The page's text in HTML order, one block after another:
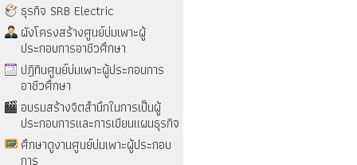
ธุรกิจ SRB Electric
ผังโครงสร้างศูนย์บ่มเพาะผู้
ประกอบการอาชีวศึกษา
ปฎิทินศูนย์บ่มเพาะผู้ประกอบการ
อาชีวศึกษา
อบรมสร้างจิตสำนึกในการเป็นผู้
ประกอบการและการเขียนแผนธุรกิจ
ศึกษาดูงานศูนย์บ่มเพาะผู้ประกอบ
การ